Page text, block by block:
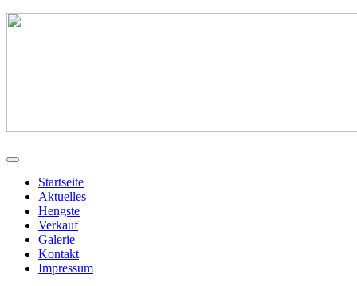
Startseite
Aktuelles
Hengste
Verkauf
Galerie
Kontakt
Impressum